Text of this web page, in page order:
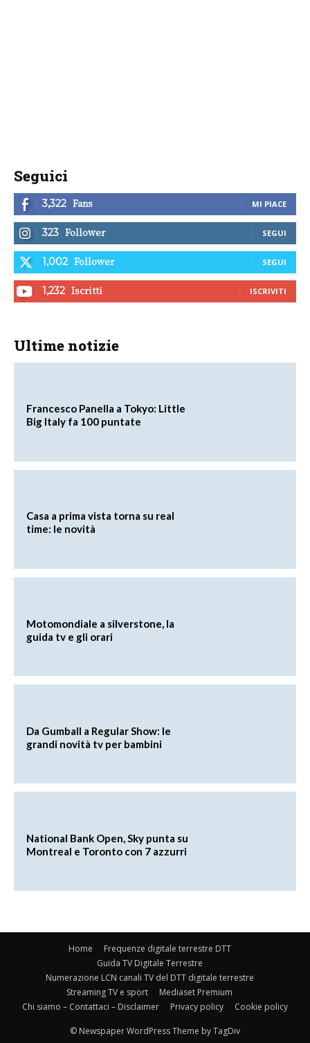
Seguici
3,322 Fans MI PIACE
323 Follower SEGUI
1,002 Follower SEGUI
1,232 Iscritti ISCRIVITI
Ultime notizie
Francesco Panella a Tokyo: Little
Big Italy fa 100 puntate
Casa a prima vista torna su real
time: le novità
Motomondiale a silverstone, la
guida tv e gli orari
Da Gumball a Regular Show: le
grandi novità tv per bambini
National Bank Open, Sky punta su
Montreal e Toronto con 7 azzurri
Home
Frequenze digitale terrestre DTT
Guida TV Digitale Terrestre
Numerazione LCN canali TV del DTT digitale terrestre
Streaming TV e sport
Mediaset Premium
Chi siamo – Contattaci – Disclaimer
Privacy policy Cookie policy
© Newspaper WordPress Theme by TagDiv